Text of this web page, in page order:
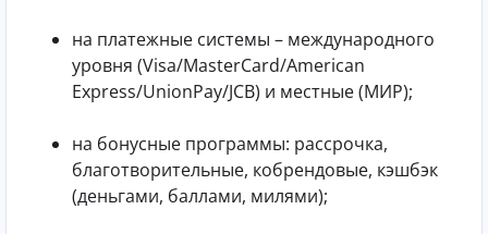
на платежные системы – международного
уровня (Visa/MasterCard/American
Express/UnionPay/JCB) и местные (МИР);
на бонусные программы: рассрочка,
благотворительные, кобрендовые, кэшбэк
(деньгами, баллами, милями);